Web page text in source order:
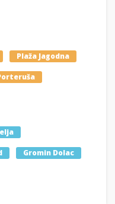
Plaža Jagodna
Gromin Dolac